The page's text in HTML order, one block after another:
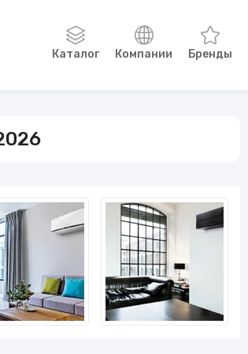
Каталог
и электроника
курсы
Компании Бренды